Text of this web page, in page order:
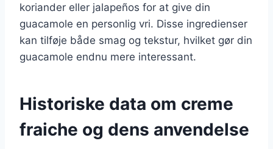
koriander eller jalapeños for at give din
guacamole en personlig vri. Disse ingredienser
kan tilføje både smag og tekstur, hvilket gør din
guacamole endnu mere interessant.
Historiske data om creme
fraiche og dens anvendelse